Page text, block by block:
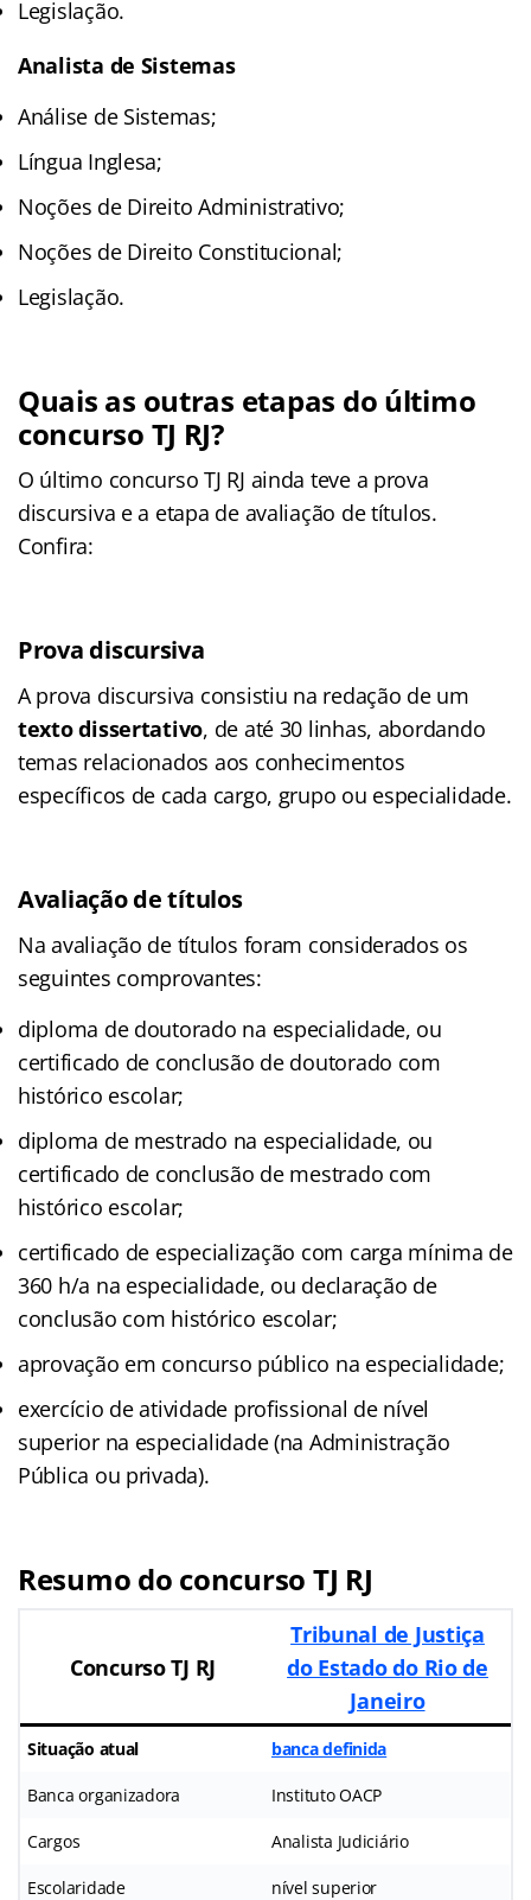
Legislação.
Analista de Sistemas
Análise de Sistemas;
Língua Inglesa;
Noções de Direito Administrativo;
Noções de Direito Constitucional;
Legislação.
Quais as outras etapas do último
concurso TJ RJ?
O último concurso TJ RJ ainda teve a prova
discursiva e a etapa de avaliação de títulos.
Confira:
Prova discursiva
A prova discursiva consistiu na redação de um
texto dissertativo, de até 30 linhas, abordando
temas relacionados aos conhecimentos
específicos de cada cargo, grupo ou especialidade.
Avaliação de títulos
Na avaliação de títulos foram considerados os
seguintes comprovantes:
diploma de doutorado na especialidade, ou
certificado de conclusão de doutorado com
histórico escolar;
diploma de mestrado na especialidade, ou
certificado de conclusão de mestrado com
histórico escolar;
certificado de especialização com carga mínima de
360 h/a na especialidade, ou declaração de
conclusão com histórico escolar;
aprovação em concurso público na especialidade;
exercício de atividade profissional de nível
superior na especialidade (na Administração
Pública ou privada).
Resumo do concurso TJ RJ
Concurso TJ RJ
Tribunal de Justiça
do Estado do Rio de
Janeiro
Situação atual banca definida
Banca organizadora Instituto OACP
Cargos Analista Judiciário
Escolaridade nível superior